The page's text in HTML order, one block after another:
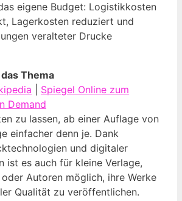
eigene Budget: Logistikkosten
Lagerkosten reduziert und
veralteter Drucke
Thema
Spiegel Online zum
Demand
zu lassen, ab einer Auflage von
einfacher denn je. Dank
und ⁢digitaler
ist es auch für kleine Verlage,
Autoren möglich, ihre Werke
Qualität zu⁤ veröffentlichen.